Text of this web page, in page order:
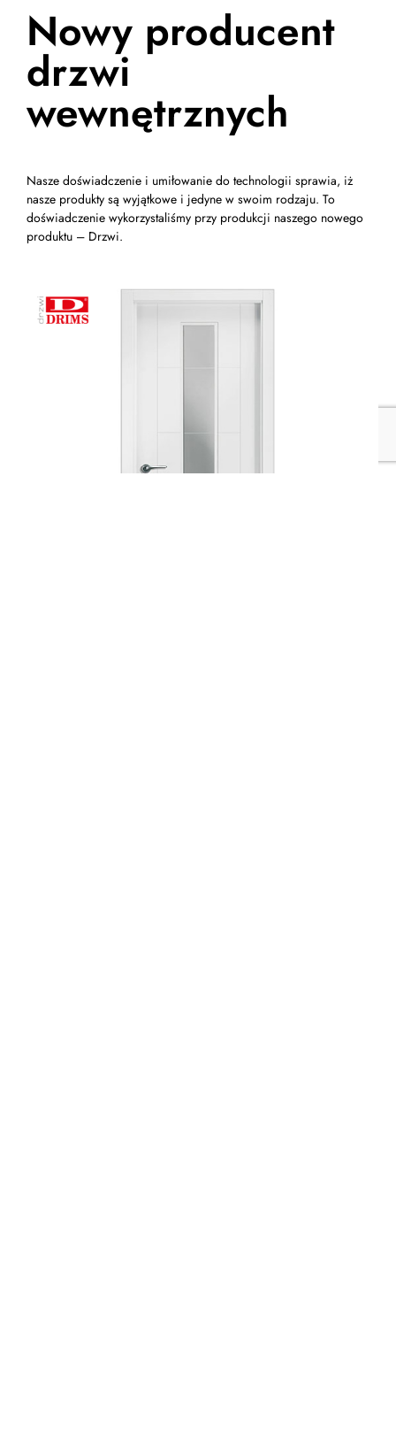
Nowy producent
drzwi
wewnętrznych
Nasze doświadczenie i umiłowanie do technologii sprawia, iż
nasze produkty są wyjątkowe i jedyne w swoim rodzaju. To
doświadczenie wykorzystaliśmy przy produkcji naszego nowego
produktu – Drzwi.